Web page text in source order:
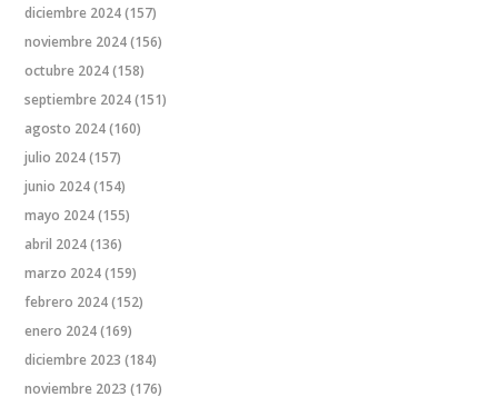
diciembre 2024(157)
noviembre 2024(156)
octubre 2024(158)
septiembre 2024(151)
agosto 2024(160)
julio 2024(157)
junio 2024(154)
mayo 2024(155)
abril 2024(136)
marzo 2024(159)
febrero 2024(152)
enero 2024(169)
diciembre 2023 (184)
noviembre 2023 (176)